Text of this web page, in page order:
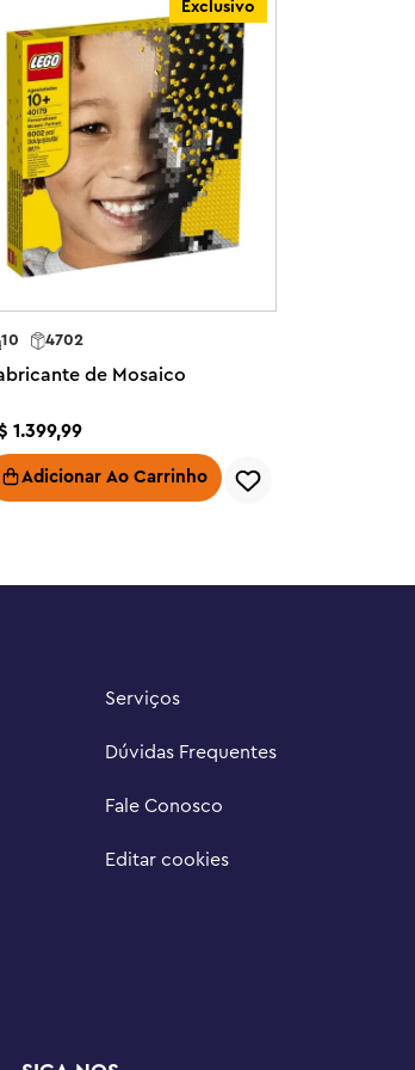
Exclusivo
4702
10
de Mosaico
1.399,99
Adicionar Ao Carrinho
Serviços
Dúvidas Frequentes
Fale Conosco
Editar cookies